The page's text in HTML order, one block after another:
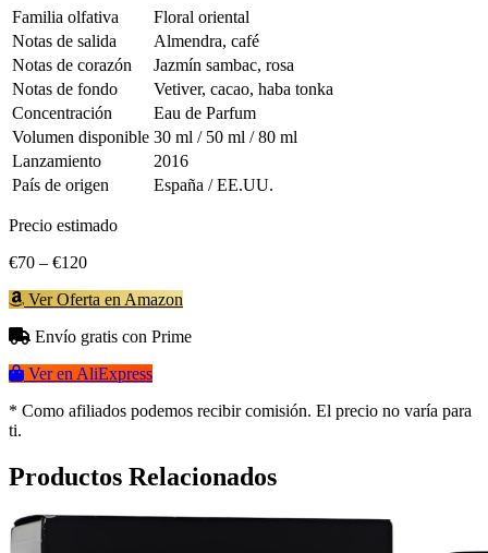
Familia olfativa
Floral oriental
Notas de salida
Almendra, café
Notas de corazón
Jazmín sambac, rosa
Notas de fondo
Vetiver, cacao, haba tonka
Concentración
Eau de Parfum
Volumen disponible 30 ml / 50 ml / 80 ml
Lanzamiento
2016
País de origen
España / EE.UU.
Precio estimado
€70 – €120
Ver Oferta en Amazon
Envío gratis con Prime
Ver en AliExpress
* Como afiliados podemos recibir comisión. El precio no varía para
ti.
Productos Relacionados